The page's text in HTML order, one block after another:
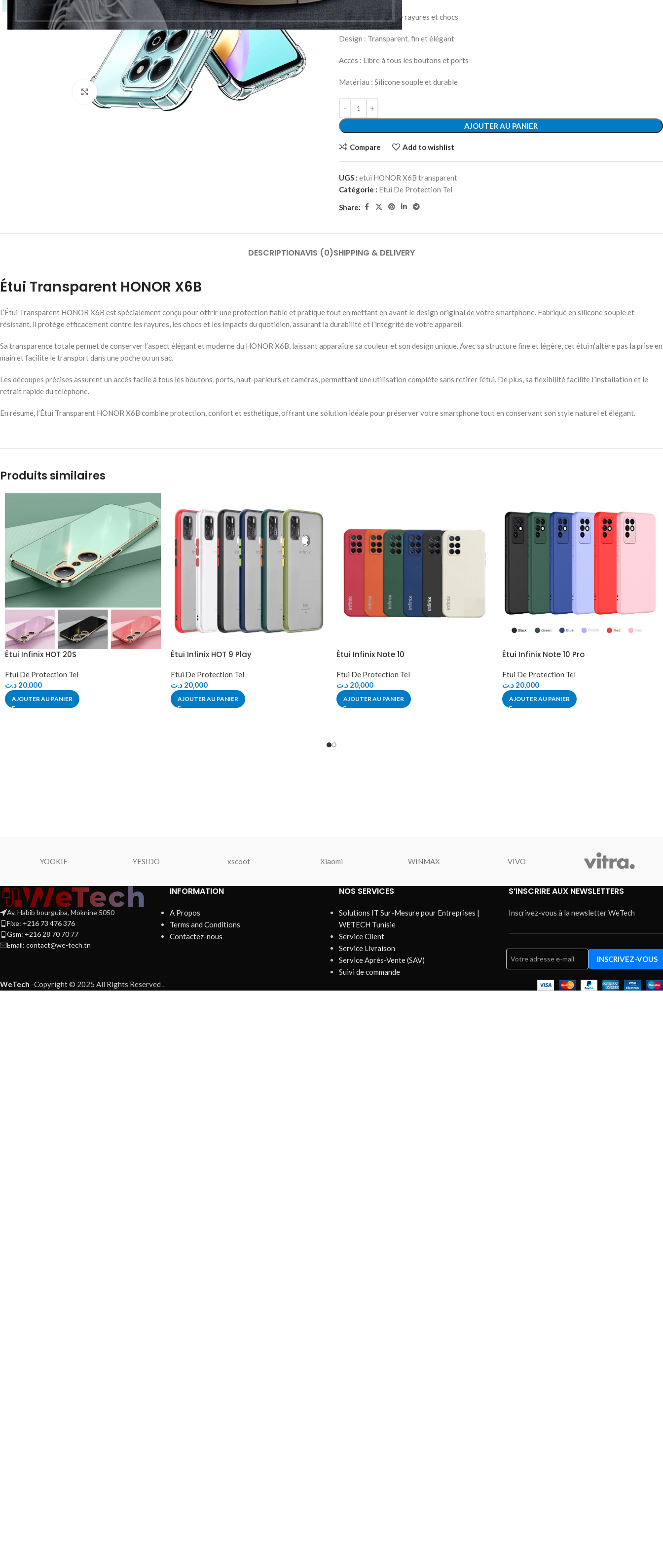
Click to enlarge
Protection : Contre rayures et chocs
Design : Transparent, fin et élégant
Accès : Libre à tous les boutons et ports
Matériau : Silicone souple et durable
AJOUTER AU PANIER
Compare Add to wishlist
UGS : etui HONOR X6B transparent
Catégorie : Etui De Protection Tel
Share:
DESCRIPTIONAVIS (0)SHIPPING & DELIVERY
Étui Transparent HONOR X6B
L’Étui Transparent HONOR X6B est spécialement conçu pour offrir une protection fiable et pratique tout en mettant en avant le design original de votre smartphone. Fabriqué en silicone souple et
résistant, il protège efficacement contre les rayures, les chocs et les impacts du quotidien, assurant la durabilité et l’intégrité de votre appareil.
Sa transparence totale permet de conserver l’aspect élégant et moderne du HONOR X6B, laissant apparaître sa couleur et son design unique. Avec sa structure fine et légère, cet étui n’altère pas la prise en
main et facilite le transport dans une poche ou un sac.
Les découpes précises assurent un accès facile à tous les boutons, ports, haut-parleurs et caméras, permettant une utilisation complète sans retirer l’étui. De plus, sa flexibilité facilite l’installation et le
retrait rapide du téléphone.
En résumé, l’Étui Transparent HONOR X6B combine protection, confort et esthétique, offrant une solution idéale pour préserver votre smartphone tout en conservant son style naturel et élégant.
Produits similaires
Étui Infinix HOT 20S
Etui De Protection Tel
20,000 د.ت
AJOUTER AU PANIER
Étui Infinix HOT 9 Play
Etui De Protection Tel
20,000 د.ت
AJOUTER AU PANIER
Étui Infinix Note 10
Etui De Protection Tel
20,000 د.ت
AJOUTER AU PANIER
Étui Infinix Note 10 Pro
Etui De Protection Tel
20,000 د.ت
AJOUTER AU PANIER
YOOKIE YESIDO xscoot Xiaomi WINMAX VIVO
Av. Habib bourguiba, Moknine 5050
Fixe: +216 73 476 376
Gsm: +216 28 70 70 77
Email: contact@we-tech.tn
INFORMATION
A Propos
Terms and Conditions
Contactez-nous
NOS SERVICES
Solutions IT Sur-Mesure pour Entreprises |
WETECH Tunisie
Service Client
Service Livraison
Service Après-Vente (SAV)
Suivi de commande
S’INSCRIRE AUX NEWSLETTERS
Inscrivez-vous à la newsletter WeTech
WeTech -Copyright © 2025 All Rights Reserved